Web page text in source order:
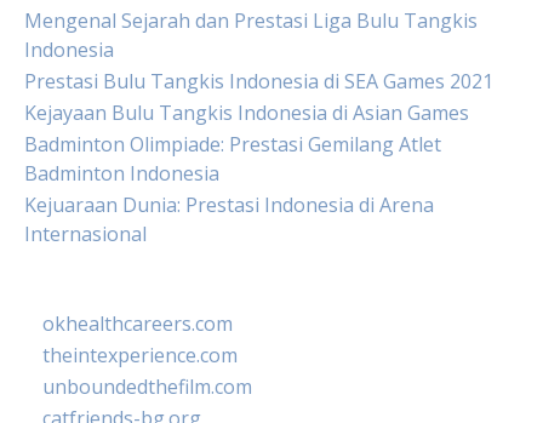
Mengenal Sejarah dan Prestasi Liga Bulu Tangkis
Indonesia
Prestasi Bulu Tangkis Indonesia di SEA Games 2021
Kejayaan Bulu Tangkis Indonesia di Asian Games
Badminton Olimpiade: Prestasi Gemilang Atlet
Badminton Indonesia
Kejuaraan Dunia: Prestasi Indonesia di Arena
Internasional
okhealthcareers.com
theintexperience.com
unboundedthefilm.com